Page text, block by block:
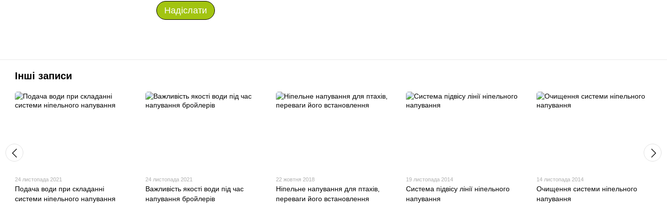
Надіслати
Інші записи
24 листопада 2021
Подача води при складанні
системи ніпельного напування
24 листопада 2021
Важливість якості води під час
напування бройлерів
22 жовтня 2018
Ніпельне напування для птахів,
переваги його встановлення
19 листопада 2014
Система підвісу лінії ніпельного
напування
14 листопада 2014
Очищення системи ніпельного
напування